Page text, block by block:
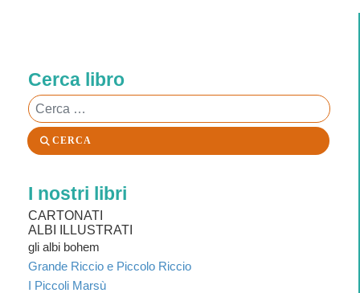
Cerca libro
Cerca
CERCA
I nostri libri
CARTONATI
ALBI ILLUSTRATI
gli albi bohem
Grande Riccio e Piccolo Riccio
I Piccoli Marsù